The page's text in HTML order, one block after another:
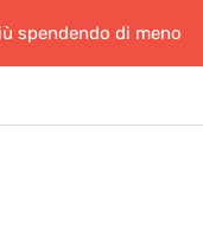
spendendo di meno